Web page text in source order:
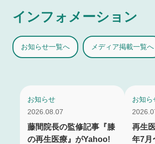
インフォメーション
お知らせ一覧へ メディア掲載一覧へ
お知らせ
2026.08.07
藤間院長の監修記事『膝
の再生医療』がYahoo!
お知ら
再生
年7月